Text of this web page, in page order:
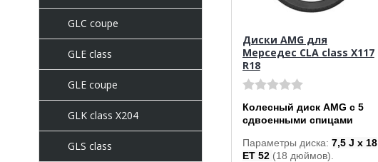
GLC coupe
GLE class
GLE coupe
GLK class X204
GLS class
Диски AMG для
Мерседес CLA class X117
R18
Колесный диск AMG с 5
сдвоенными спицами
Параметры диска: 7,5 J x 18
ET 52 (18 дюймов).